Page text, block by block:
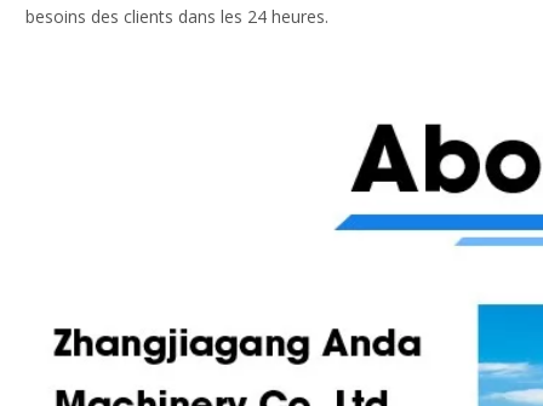
besoins des clients dans les 24 heures.